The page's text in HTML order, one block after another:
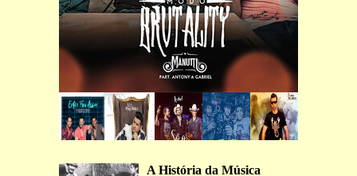
A História da Música